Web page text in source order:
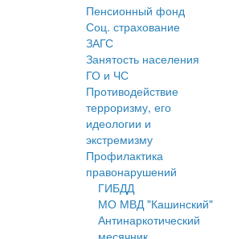
Пенсионный фонд
Соц. страхование
ЗАГС
Занятость населения
ГО и ЧС
Противодействие
терроризму, его
идеологии и
экстремизму
Профилактика
правонарушений
ГИБДД
МО МВД "Кашинский"
Антинаркотический